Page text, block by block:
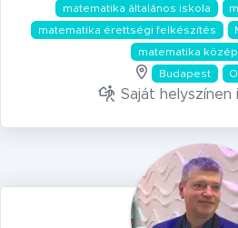
matematika általános iskola
matematika érettségi felkészítés
matematika
Budapest
Saját helyszínen